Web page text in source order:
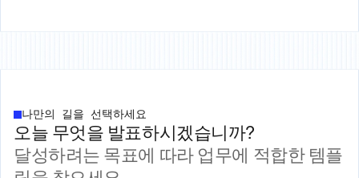
나만의 길을 선택하세요
오늘 무엇을 발표하시겠습니까?
달성하려는 목표에 따라 업무에 적합한 템플